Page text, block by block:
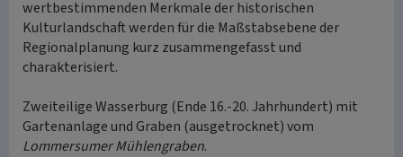
wertbestimmenden Merkmale der historischen
Kulturlandschaft werden für die Maßstabsebene der
Regionalplanung kurz zusammengefasst und
charakterisiert.
Zweiteilige Wasserburg (Ende 16.-20. Jahrhundert) mit
Gartenanlage und Graben (ausgetrocknet) vom
Lommersumer Mühlengraben.